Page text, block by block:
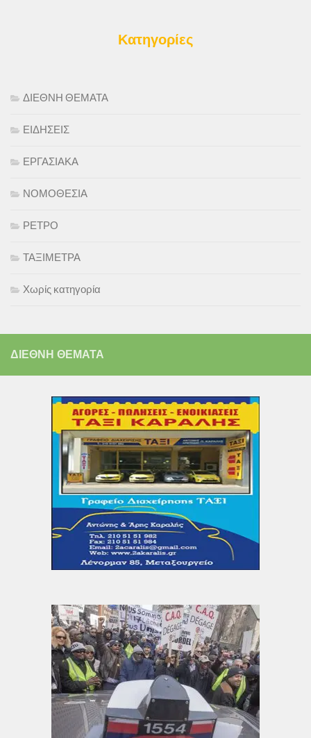
Κατηγορίες
ΔΙΕΘΝΗ ΘΕΜΑΤΑ
ΕΙΔΗΣΕΙΣ
ΕΡΓΑΣΙΑΚΑ
ΝΟΜΟΘΕΣΙΑ
ΡΕΤΡΟ
ΤΑΞΙΜΕΤΡΑ
Χωρίς κατηγορία
ΔΙΕΘΝΗ ΘΕΜΑΤΑ